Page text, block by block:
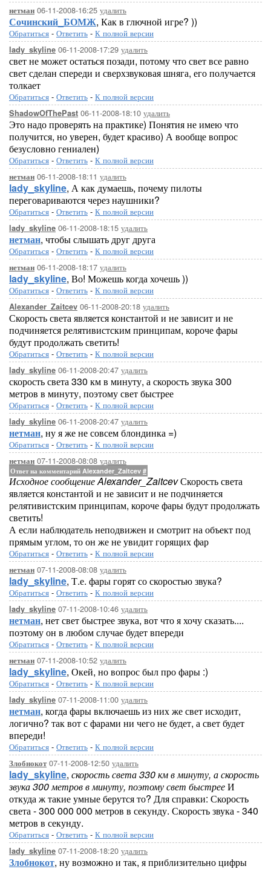
нетман 06-11-2008-16:25 удалить
Сочинский_БОМЖ, Как в глючной игре? ))
Обратиться - Ответить - К полной версии
lady_skyline 06-11-2008-17:29 удалить
свет не может остаться позади, потому что свет все равно
свет сделан спереди и сверхзвуковая шняга, его получается
толкает
Обратиться - Ответить - К полной версии
ShadowOfThePast 06-11-2008-18:10 удалить
Это надо проверять на практике) Понятия не имею что
получится, но уверен, будет красиво) А вообще вопрос
безусловно гениален)
Обратиться - Ответить - К полной версии
нетман 06-11-2008-18:11 удалить
lady_skyline, А как думаешь, почему пилоты
переговариваются через наушники?
Обратиться - Ответить - К полной версии
lady_skyline 06-11-2008-18:15 удалить
нетман, чтобы слышать друг друга
Обратиться - Ответить - К полной версии
нетман 06-11-2008-18:17 удалить
lady_skyline, Во! Можешь когда хочешь ))
Обратиться - Ответить - К полной версии
Alexander_Zaitcev 06-11-2008-20:18 удалить
Скорость света является константой и не зависит и не
подчиняется релятивистским принципам, короче фары
будут продолжать светить!
Обратиться - Ответить - К полной версии
lady_skyline 06-11-2008-20:47 удалить
скорость света 330 км в минуту, а скорость звука 300
метров в минуту, поэтому свет быстрее
Обратиться - Ответить - К полной версии
lady_skyline 06-11-2008-20:47 удалить
нетман, ну я же не совсем блондинка =)
Обратиться - Ответить - К полной версии
нетман 07-11-2008-08:08 удалить
Ответ на комментарий Alexander_Zaitcev #
Исходное сообщение Alexander_ZaitcevСкорость света
является константой и не зависит и не подчиняется
релятивистским принципам, короче фары будут продолжать
светить!
А если наблюдатель неподвижен и смотрит на объект под
прямым углом, то он же не увидит горящих фар
Обратиться - Ответить - К полной версии
нетман 07-11-2008-08:08 удалить
lady_skyline, Т.е. фары горят со скоростью звука?
Обратиться - Ответить - К полной версии
lady_skyline 07-11-2008-10:46 удалить
нетман, нет свет быстрее звука, вот что я хочу сказать....
поэтому он в любом случае будет впереди
Обратиться - Ответить - К полной версии
нетман 07-11-2008-10:52 удалить
lady_skyline, Окей, но вопрос был про фары :)
Обратиться - Ответить - К полной версии
lady_skyline 07-11-2008-11:00 удалить
нетман, когда фары включаешь из них же свет исходит,
логично? так вот с фарами ни чего не будет, а свет будет
впереди!
Обратиться - Ответить - К полной версии
Злобнокот07-11-2008-12:50 удалить
lady_skyline, скорость света 330 км в минуту, а скорость
звука 300 метров в минуту, поэтому свет быстрееИ
откуда ж такие умные берутся то? Для справки: Скорость
света - 300 000 000 метров в секунду. Скорость звука - 340
метров в секунду.
Обратиться - Ответить - К полной версии
lady_skyline 07-11-2008-18:20 удалить
Злобнокот, ну возможно и так, я приблизительно цифры